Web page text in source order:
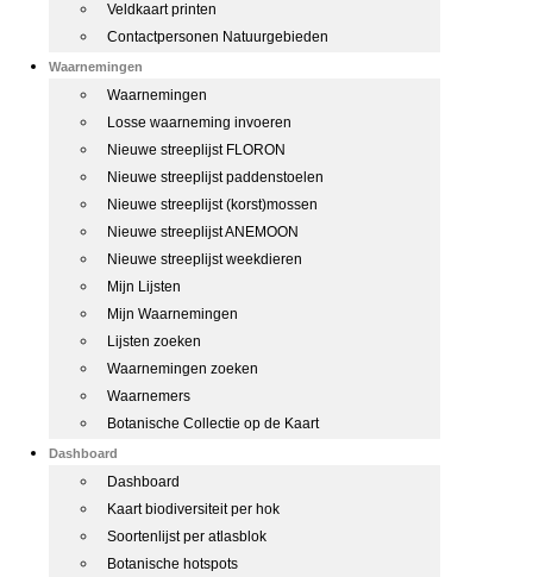
Veldkaart printen
Contactpersonen Natuurgebieden
Waarnemingen
Waarnemingen
Losse waarneming invoeren
Nieuwe streeplijst FLORON
Nieuwe streeplijst paddenstoelen
Nieuwe streeplijst (korst)mossen
Nieuwe streeplijst ANEMOON
Nieuwe streeplijst weekdieren
Mijn Lijsten
Mijn Waarnemingen
Lijsten zoeken
Waarnemingen zoeken
Waarnemers
Botanische Collectie op de Kaart
Dashboard
Dashboard
Kaart biodiversiteit per hok
Soortenlijst per atlasblok
Botanische hotspots